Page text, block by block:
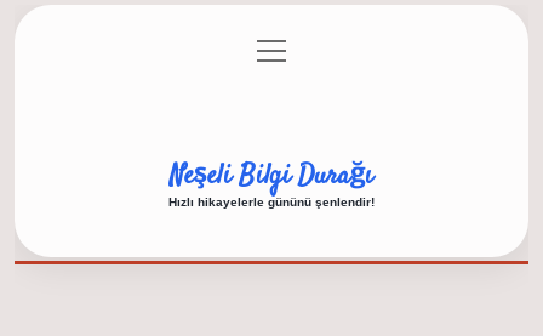
Gizlilik Politikası
menüyü
aç
Neşeli Bilgi Durağı
Hızlı hikayelerle gününü şenlendir!